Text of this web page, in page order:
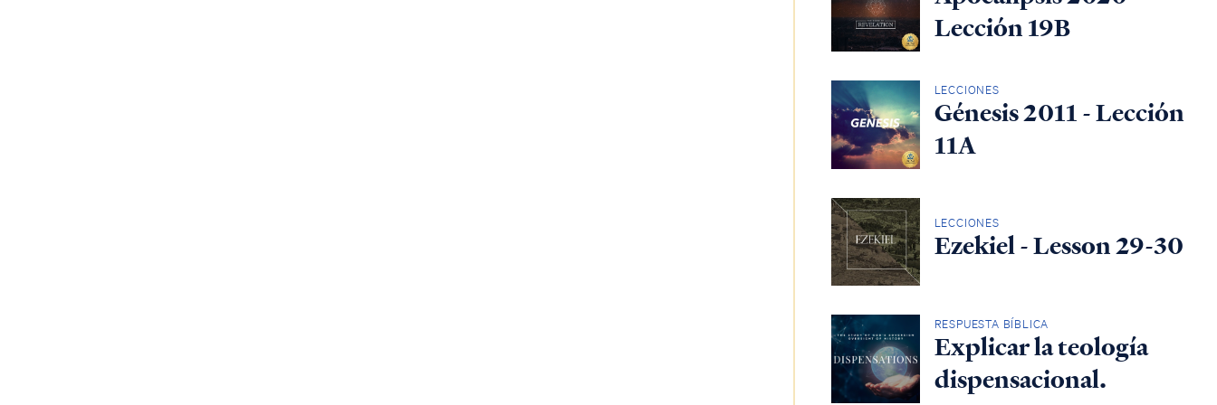
Lección 19B
LECCIONES
Génesis 2011 - Lección
11A
LECCIONES
Ezekiel - Lesson 29-30
RESPUESTA BÍBLICA
Explicar la teología
dispensacional.